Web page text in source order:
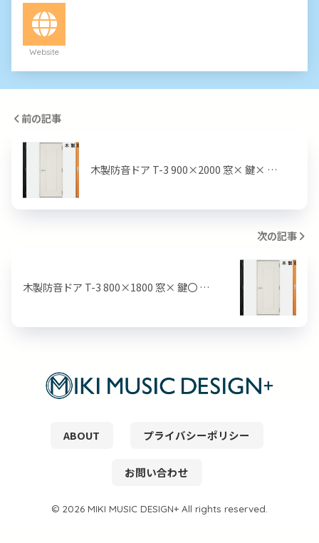
Website
前の記事
木製防音ドア T-3 900×2000 窓× 鍵× …
次の記事
木製防音ドア T-3 800×1800 窓× 鍵〇 …
ABOUT プライバシーポリシー
お問い合わせ
© 2026 MIKI MUSIC DESIGN+ All rights reserved.